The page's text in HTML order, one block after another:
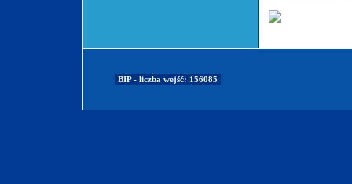
BIP - liczba wejść: 156085